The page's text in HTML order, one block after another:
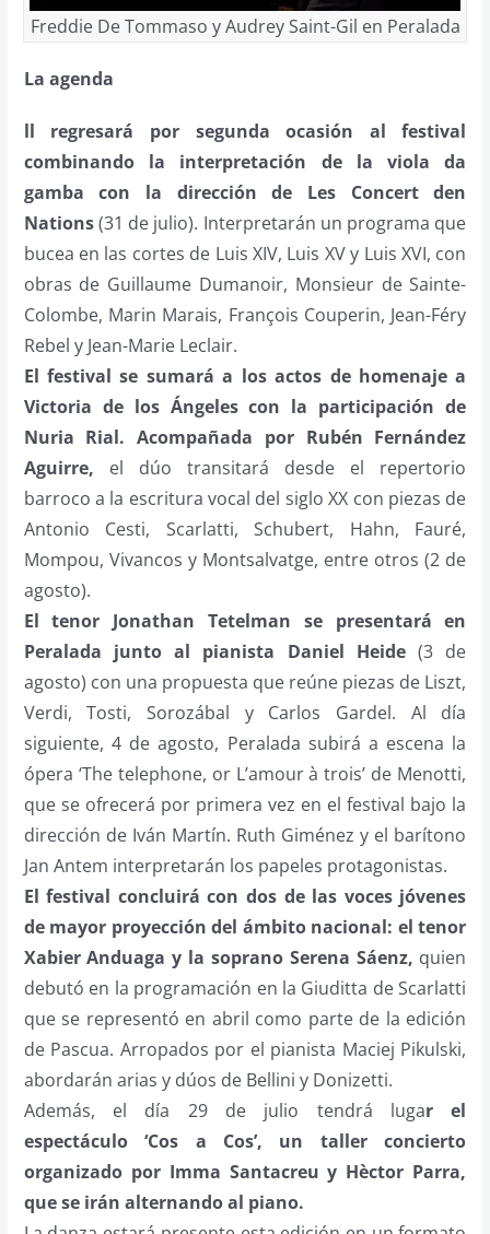
Freddie De Tommaso y Audrey Saint-Gil en Peralada
La agenda
ll regresará por segunda ocasión al festival
combinando la interpretación de la viola da
gamba con la dirección de Les Concert den
Nations(31 de julio). Interpretarán un programa que
bucea en las cortes de Luis XIV, Luis XV y Luis XVI, con
obras de Guillaume Dumanoir, Monsieur de Sainte-
Colombe, Marin Marais, François Couperin, Jean-Féry
Rebel y Jean-Marie Leclair.
El festival se sumará a los actos de homenaje a
Victoria de los Ángeles con la participación de
Nuria Rial. Acompañada por Rubén Fernández
Aguirre, el dúo transitará desde el repertorio
barroco a la escritura vocal del siglo XX con piezas de
Antonio Cesti, Scarlatti, Schubert, Hahn, Fauré,
Mompou, Vivancos y Montsalvatge, entre otros (2 de
agosto).
El tenor Jonathan Tetelman se presentará en
Peralada junto al pianista Daniel Heide(3 de
agosto) con una propuesta que reúne piezas de Liszt,
Verdi, Tosti, Sorozábal y Carlos Gardel. Al día
siguiente, 4 de agosto, Peralada subirá a escena la
ópera ‘The telephone, or L’amour à trois’ de Menotti,
que se ofrecerá por primera vez en el festival bajo la
dirección de Iván Martín. Ruth Giménez y el barítono
Jan Antem interpretarán los papeles protagonistas.
El festival concluirá con dos de las voces jóvenes
de mayor proyección del ámbito nacional: el tenor
Xabier Anduaga y la soprano Serena Sáenz, quien
debutó en la programación en la Giuditta de Scarlatti
que se representó en abril como parte de la edición
de Pascua. Arropados por el pianista Maciej Pikulski,
abordarán arias y dúos de Bellini y Donizetti.
Además, el día 29 de julio tendrá lugar el
espectáculo ‘Cos a Cos’, un taller concierto
organizado por Imma Santacreu y Hèctor Parra,
que se irán alternando al piano.